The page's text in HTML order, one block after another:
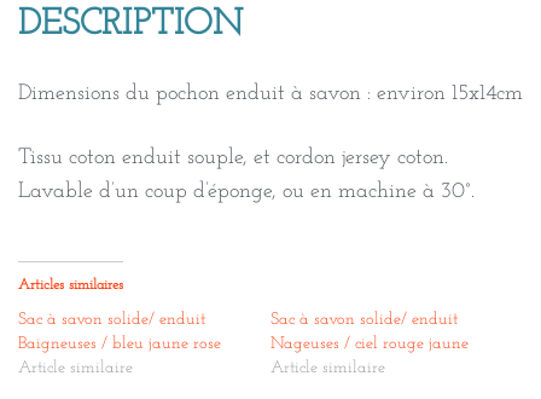
DESCRIPTION
Dimensions du pochon enduit à savon : environ 15x14cm
Tissu coton enduit souple, et cordon jersey coton.
Lavable d’un coup d’éponge, ou en machine à 30°.
Articles similaires
Sac à savon solide/ enduit
Baigneuses / bleu jaune rose
Article similaire
Sac à savon solide/ enduit
Nageuses / ciel rouge jaune
Article similaire